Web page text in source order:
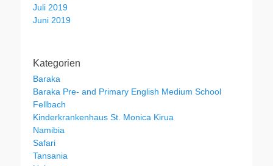
Juli 2019
Juni 2019
Kategorien
Baraka
Baraka Pre- and Primary English Medium School
Fellbach
Kinderkrankenhaus St. Monica Kirua
Namibia
Safari
Tansania